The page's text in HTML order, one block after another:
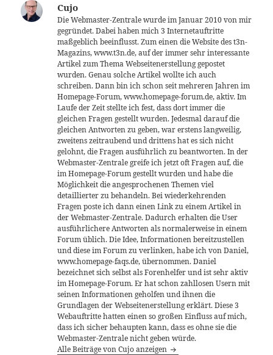
Cujo
Die Webmaster-Zentrale wurde im Januar 2010 von mir
gegründet. Dabei haben mich 3 Internetauftritte
maßgeblich beeinflusst. Zum einen die Website des t3n-
Magazins, www.t3n.de, auf der immer sehr interessante
Artikel zum Thema Webseitenerstellung gepostet
wurden. Genau solche Artikel wollte ich auch
schreiben. Dann bin ich schon seit mehreren Jahren im
Homepage-Forum, www.homepage-forum.de, aktiv. Im
Laufe der Zeit stellte ich fest, dass dort immer die
gleichen Fragen gestellt wurden. Jedesmal darauf die
gleichen Antworten zu geben, war erstens langweilig,
zweitens zeitraubend und drittens hat es sich nicht
gelohnt, die Fragen ausführlich zu beantworten. In der
Webmaster-Zentrale greife ich jetzt oft Fragen auf, die
im Homepage-Forum gestellt wurden und habe die
Möglichkeit die angesprochenen Themen viel
detaillierter zu behandeln. Bei wiederkehrenden
Fragen poste ich dann einen Link zu einem Artikel in
der Webmaster-Zentrale. Dadurch erhalten die User
ausführlichere Antworten als normalerweise in einem
Forum üblich. Die Idee, Informationen bereitzustellen
und diese im Forum zu verlinken, habe ich von Daniel,
www.homepage-faqs.de, übernommen. Daniel
bezeichnet sich selbst als Forenhelfer und ist sehr aktiv
im Homepage-Forum. Er hat schon zahllosen Usern mit
seinen Informationen geholfen und ihnen die
Grundlagen der Webseitenerstellung erklärt. Diese 3
Webauftritte hatten einen so großen Einfluss auf mich,
dass ich sicher behaupten kann, dass es ohne sie die
Webmaster-Zentrale nicht geben würde.
Alle Beiträge von Cujo anzeigen